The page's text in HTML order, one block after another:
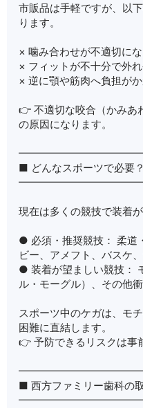
市販品は手軽ですが、以
ります。
× 噛み合わせが不適切に
× フィットが不十分で外
× 逆に顎や筋肉へ負担が
👉 不適切な咬合（かみあ
の原因になります。
■ どんなスポーツで必要？
現在は多くの競技で装着
● 必須・推奨競技： 柔道
ビー、アメフト、バスケ
● 装着が望ましい競技：
ル・モーグル）、その他
スポーツ中のケガは、モ
困難に直結します。
👉 予防できるリスクは事
■ 西方ファミリー歯科の